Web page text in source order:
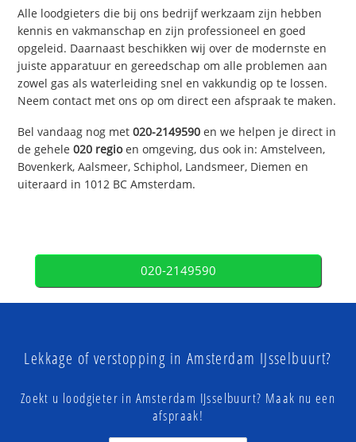
Alle loodgieters die bij ons bedrijf werkzaam zijn hebben
kennis en vakmanschap en zijn professioneel en goed
opgeleid. Daarnaast beschikken wij over de modernste en
juiste apparatuur en gereedschap om alle problemen aan
zowel gas als waterleiding snel en vakkundig op te lossen.
Neem contact met ons op om direct een afspraak te maken.
Bel vandaag nog met020-2149590 en we helpen je direct in
de gehele020 regioen omgeving, dus ook in: Amstelveen,
Bovenkerk, Aalsmeer, Schiphol, Landsmeer, Diemen en
uiteraard in 1012 BC Amsterdam.
020-2149590
Lekkage of verstopping in Amsterdam IJsselbuurt?
Zoekt u loodgieter in Amsterdam IJsselbuurt? Maak nu een
afspraak!